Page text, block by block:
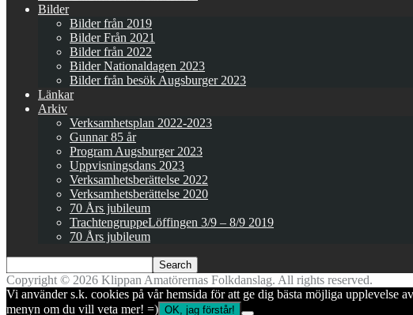
Bilder
Bilder från 2019
Bilder Från 2021
Bilder från 2022
Bilder Nationaldagen 2023
Bilder från besök Augsburger 2023
Länkar
Arkiv
Verksamhetsplan 2022-2023
Gunnar 85 år
Program Augsburger 2023
Uppvisningsdans 2023
Verksamhetsberättelse 2022
Verksamhetsberättelse 2020
70 Års jubileum
TrachtengruppeLöffingen 3/9 – 8/9 2019
70 Års jubileum
Copyright © 2026 Klippan Amatörernas Folkdanslag. All rights reserved.
Vi använder s.k. cookies på vår hemsida för att ge dig bästa möjliga upplevelse
menyn om du vill veta mer! =) OK, jag förstår!